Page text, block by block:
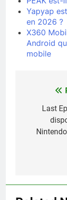
Yapyap
en 2026 ?
X360
Android
mobile
l’article
Last